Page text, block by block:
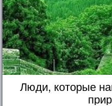
Люди, которые